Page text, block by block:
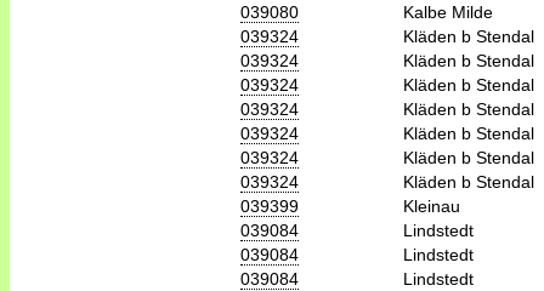
039080
Kalbe Milde
039324
Kläden b Stendal
039324
Kläden b Stendal
039324
Kläden b Stendal
039324
Kläden b Stendal
039324
Kläden b Stendal
039324
Kläden b Stendal
039324
Kläden b Stendal
039399
Kleinau
039084
Lindstedt
039084
Lindstedt
039084
Lindstedt